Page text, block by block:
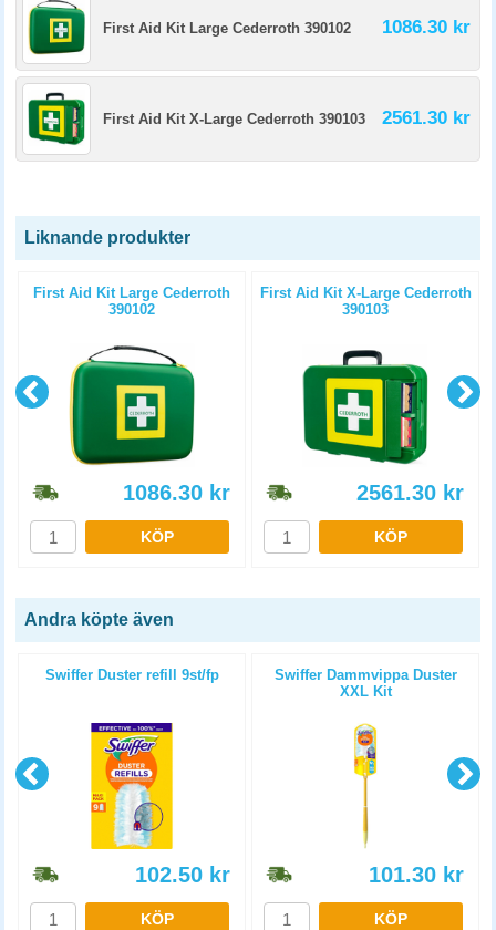
First Aid Kit Large Cederroth 390102 1086.30 kr
First Aid Kit X-Large Cederroth 390103 2561.30 kr
Liknande produkter
First Aid Kit Large Cederroth
390102
1086.30 kr
KÖP
First Aid Kit X-Large Cederroth
390103
2561.30 kr
KÖP
Andra köpte även
Swiffer Duster refill 9st/fp
102.50 kr
KÖP
Swiffer Dammvippa Duster
XXL Kit
101.30 kr
KÖP